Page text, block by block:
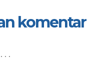
komentar